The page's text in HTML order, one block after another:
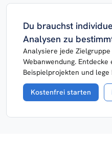
Du brauchst
Analysen zu
Analysiere jede
Webanwendung. Entdecke
Beispielprojekten und
Kostenfrei starten